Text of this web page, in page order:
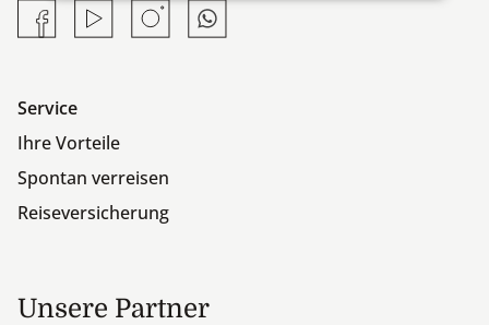
FacebookYouTubeInstagramWhatsapp
Service
Ihre Vorteile
Spontan verreisen
Reiseversicherung
Unsere Partner